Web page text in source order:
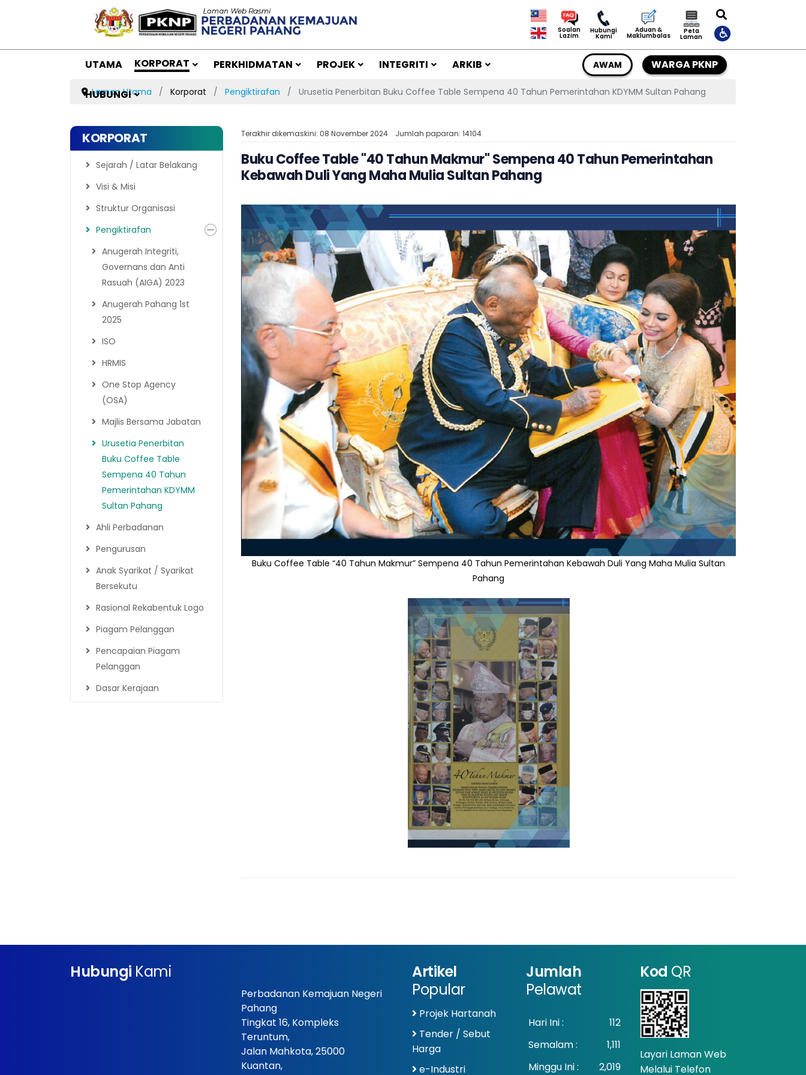
Soalan
Lazim
Hubungi
Kami
Aduan &
Maklumbalas
Peta
Laman
UTAMA KORPORAT PERKHIDMATAN PROJEK INTEGRITI ARKIB
HUBUNGI
AWAM WARGA PKNP
Laman Utama Korporat Pengiktirafan Urusetia Penerbitan Buku Coffee Table Sempena 40 Tahun Pemerintahan KDYMM Sultan Pahang
KORPORAT
Sejarah / Latar Belakang
Visi & Misi
Struktur Organisasi
Pengiktirafan
Anugerah Integriti,
Governans dan Anti
Rasuah (AIGA) 2023
Anugerah Pahang 1st
2025
ISO
HRMIS
One Stop Agency
(OSA)
Majlis Bersama Jabatan
Urusetia Penerbitan
Buku Coffee Table
Sempena 40 Tahun
Pemerintahan KDYMM
Sultan Pahang
Ahli Perbadanan
Pengurusan
Anak Syarikat / Syarikat
Bersekutu
Rasional Rekabentuk Logo
Piagam Pelanggan
Pencapaian Piagam
Pelanggan
Dasar Kerajaan
Terakhir dikemaskini: 08 November 2024 Jumlah paparan: 14104
Buku Coffee Table "40 Tahun Makmur" Sempena 40 Tahun Pemerintahan
Kebawah Duli Yang Maha Mulia Sultan Pahang
Buku Coffee Table “40 Tahun Makmur” Sempena 40 Tahun Pemerintahan Kebawah Duli Yang Maha Mulia Sultan
Pahang
Hubungi Kami
Perbadanan Kemajuan Negeri
Pahang
Tingkat 16, Kompleks
Teruntum,
Jalan Mahkota, 25000
Kuantan,
Artikel
Popular
Projek Hartanah
Tender / Sebut
Harga
e-Industri
Jumlah
Pelawat
Hari Ini :
112
Semalam :
1,111
Minggu Ini :
2,019
Kod QR
Layari Laman Web
Melalui Telefon